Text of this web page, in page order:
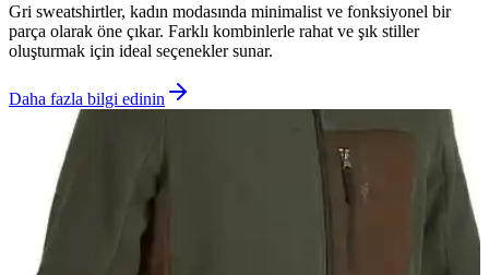
Gri sweatshirtler, kadın modasında minimalist ve fonksiyonel bir
parça olarak öne çıkar. Farklı kombinlerle rahat ve şık stiller
oluşturmak için ideal seçenekler sunar.
Daha fazla bilgi edinin